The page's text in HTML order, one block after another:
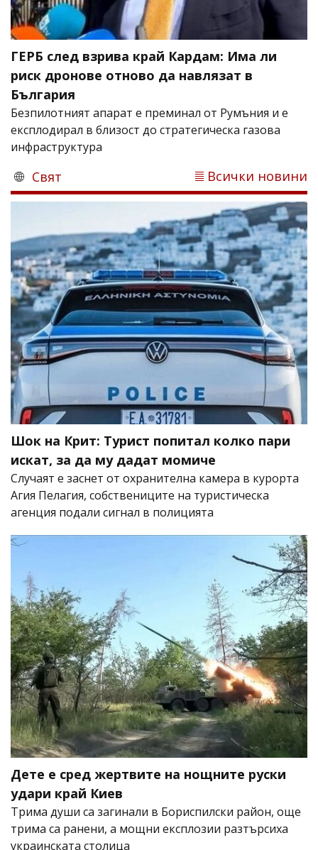
ГЕРБ след взрива край Кардам: Има ли
риск дронове отново да навлязат в
България
Безпилотният апарат е преминал от Румъния и е
експлодирал в близост до стратегическа газова
инфраструктура
Свят Всички новини
Шок на Крит: Турист попитал колко пари
искат, за да му дадат момиче
Случаят е заснет от охранителна камера в курорта
Агия Пелагия, собствениците на туристическа
агенция подали сигнал в полицията
Дете е сред жертвите на нощните руски
удари край Киев
Трима души са загинали в Бориспилски район, още
трима са ранени, а мощни експлозии разтърсиха
украинската столица